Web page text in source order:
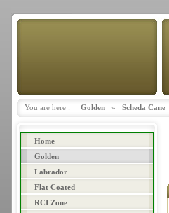
You are here : Golden » Scheda Cane
Home
Golden
Labrador
Flat Coated
RCI Zone